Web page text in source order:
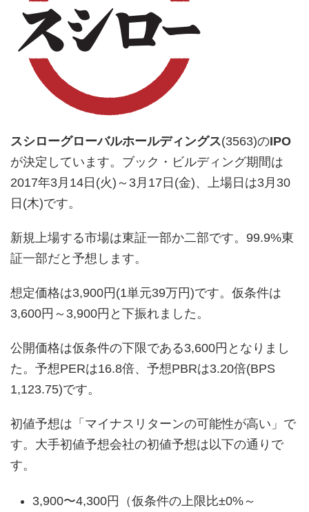
スシローグローバルホールディングス(3563)のIPO
が決定しています。ブック・ビルディング期間は
2017年3月14日(火)～3月17日(金)、上場日は3月30
日(木)です。
新規上場する市場は東証一部か二部です。99.9%東
証一部だと予想します。
想定価格は3,900円(1単元39万円)です。仮条件は
3,600円～3,900円と下振れました。
公開価格は仮条件の下限である3,600円となりまし
た。予想PERは16.8倍、予想PBRは3.20倍(BPS
1,123.75)です。
初値予想は「マイナスリターンの可能性が高い」で
す。大手初値予想会社の初値予想は以下の通りで
す。
3,900〜4,300円（仮条件の上限比±0%～